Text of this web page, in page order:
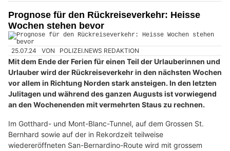
Prognose für den Rückreiseverkehr: Heisse
Wochen stehen bevor
25.07.24 VON POLIZEI.NEWS REDAKTION
Mit dem Ende der Ferien für einen Teil der Urlauberinnen und
Urlauber wird der Rückreiseverkehr in den nächsten Wochen
vor allem in Richtung Norden stark ansteigen. In den letzten
Julitagen und während des ganzen Augusts ist vorwiegend
an den Wochenenden mit vermehrten Staus zu rechnen.
Im Gotthard- und Mont-Blanc-Tunnel, auf dem Grossen St.
Bernhard sowie auf der in Rekordzeit teilweise
wiedereröffneten San-Bernardino-Route wird mit grossem